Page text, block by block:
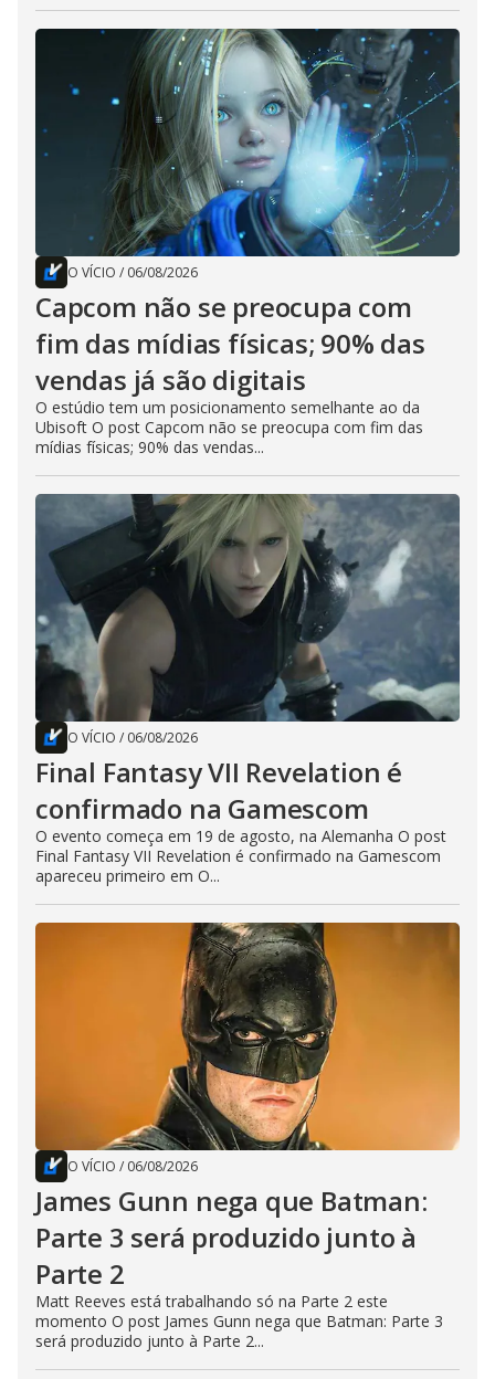
O VÍCIO / 06/08/2026
Capcom não se preocupa com
fim das mídias físicas; 90% das
vendas já são digitais
O estúdio tem um posicionamento semelhante ao da
Ubisoft O post Capcom não se preocupa com fim das
mídias físicas; 90% das vendas...
O VÍCIO / 06/08/2026
Final Fantasy VII Revelation é
confirmado na Gamescom
O evento começa em 19 de agosto, na Alemanha O post
Final Fantasy VII Revelation é confirmado na Gamescom
apareceu primeiro em O...
O VÍCIO / 06/08/2026
James Gunn nega que Batman:
Parte 3 será produzido junto à
Parte 2
Matt Reeves está trabalhando só na Parte 2 este
momento O post James Gunn nega que Batman: Parte 3
será produzido junto à Parte 2...